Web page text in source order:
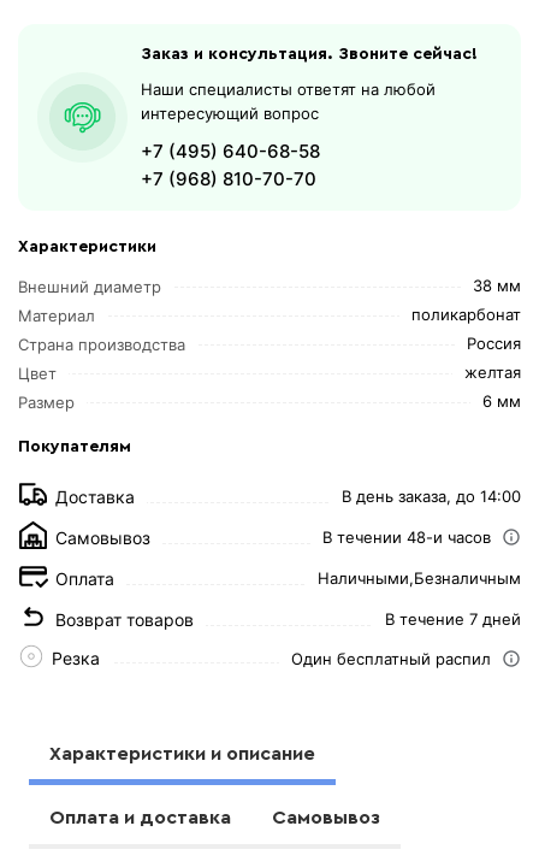
Характеристики
Внешний диаметр
38 мм
Материал
поликарбонат
Страна производства
Россия
Цвет
желтая
Размер
6 мм
Покупателям
Доставка В день заказа, до 14:00
Самовывоз В течении 48-и часов
Оплата Наличными,Безналичным
Возврат товаров В течение 7 дней
Резка Один бесплатный распил
Заказ и консультация. Звоните сейчас!
Наши специалисты ответят на любой
интересующий вопрос
+7 (495) 640-68-58
+7 (968) 810-70-70
Характеристики и описание
Оплата и доставка Самовывоз